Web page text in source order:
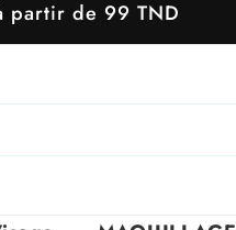
partir de 99 TND